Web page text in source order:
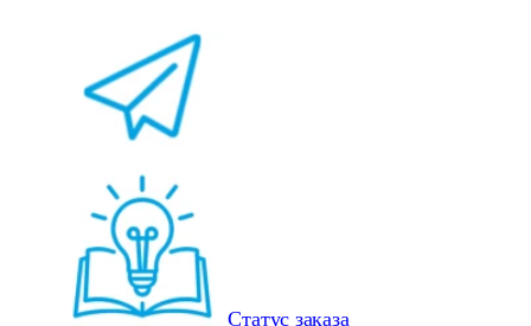
Статус заказа